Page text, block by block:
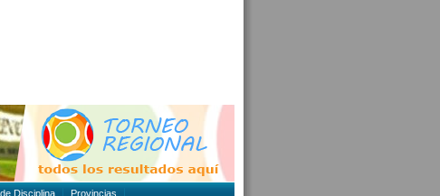
Disciplina Provincias